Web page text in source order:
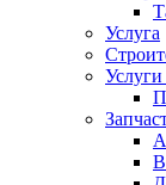
Услуга